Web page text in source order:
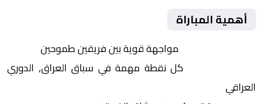
أهمية المباراة
مواجهة قوية بين فريقين طموحين
كل نقطة مهمة في سباق العراق, الدوري
العراقي